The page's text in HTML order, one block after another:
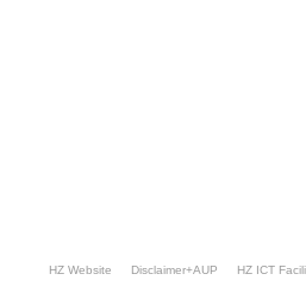
HZ Website Disclaimer+AUP HZ ICT